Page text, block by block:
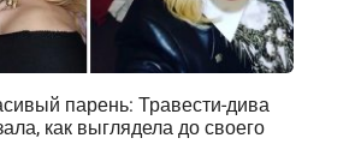
парень: Травести-дива
как выглядела до своего